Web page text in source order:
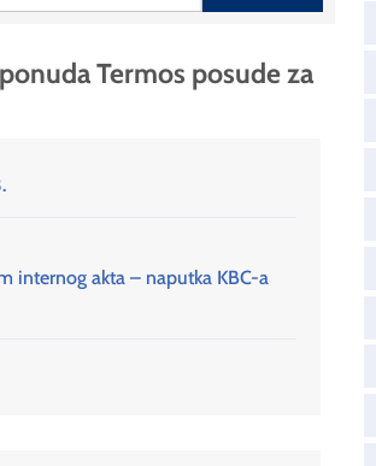
Termos posude za
internog akta – naputka KBC-a